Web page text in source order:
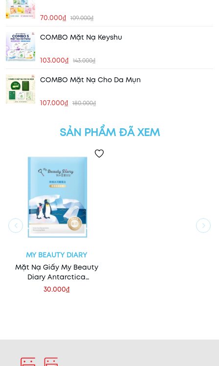
70.000₫ 109.000₫
COMBO Mặt Nạ Keyshu
103.000₫ 143.000₫
COMBO Mặt Nạ Cho Da Mụn
107.000₫ 180.000₫
SẢN PHẨM ĐÃ XEM
MY BEAUTY DIARY
Mặt Nạ Giấy My Beauty
Diary Antarctica
Glycoproteins
30.000₫